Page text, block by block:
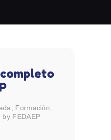
, Formación,
by FEDAEP